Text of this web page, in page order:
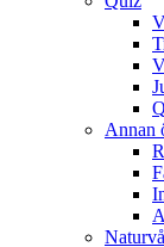
Annan